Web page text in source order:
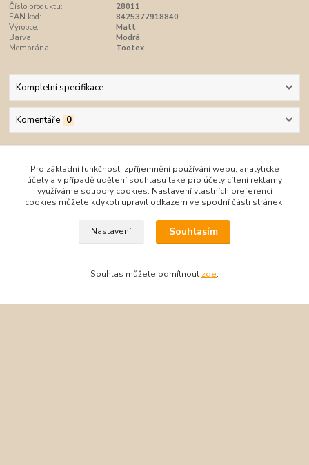
Číslo produktu:
28011
EAN kód:
8425377918840
Výrobce:
Matt
Barva:
Modrá
Membrána:
Tootex
Kompletní specifikace
Komentáře 0
Kompletní specifikace
Dětské nepromokavé prstové rukavice s membránou ochrání ruce
vašeho dítěte v suchu a teple při lyžování, sáňkování i jiné zábavě
nepromokavost a paropropustnost. Izolační materiál KWMG
odvádí vlhkost od ruky.
Pro základní funkčnost, zpříjemnění používání webu, analytické
účely a v případě udělení souhlasu také pro účely cílení reklamy
využíváme soubory cookies. Nastavení vlastních preferencí
cookies můžete kdykoli upravit odkazem ve spodní části stránek.
Nastavení Souhlasím
Souhlas můžete odmítnout zde.